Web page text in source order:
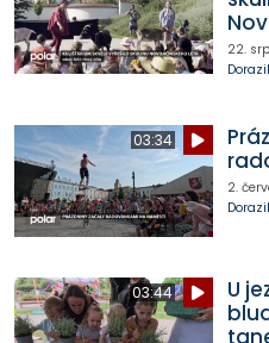
22.
03:34
2.
03:44
U